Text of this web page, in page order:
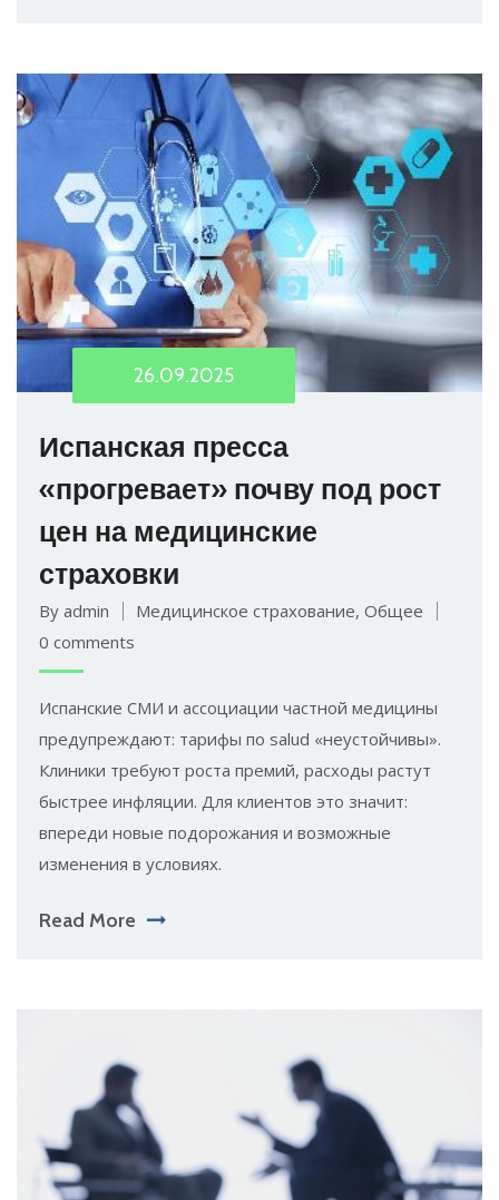
26.09.2025
Испанская пресса
«прогревает» почву под рост
цен на медицинские
страховки
By admin Медицинское страхование, Общее
0 comments
Испанские СМИ и ассоциации частной медицины
предупреждают: тарифы по salud «неустойчивы».
Клиники требуют роста премий, расходы растут
быстрее инфляции. Для клиентов это значит:
впереди новые подорожания и возможные
изменения в условиях.
Read More